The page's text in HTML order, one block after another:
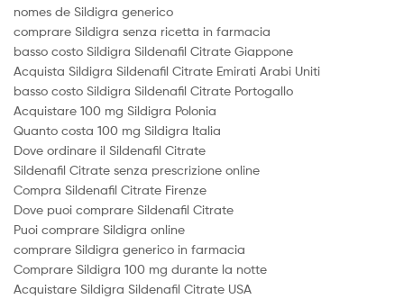
nomes de Sildigra generico
comprare Sildigra senza ricetta in farmacia
basso costo Sildigra Sildenafil Citrate Giappone
Acquista Sildigra Sildenafil Citrate Emirati Arabi Uniti
basso costo Sildigra Sildenafil Citrate Portogallo
Acquistare 100 mg Sildigra Polonia
Quanto costa 100 mg Sildigra Italia
Dove ordinare il Sildenafil Citrate
Sildenafil Citrate senza prescrizione online
Compra Sildenafil Citrate Firenze
Dove puoi comprare Sildenafil Citrate
Puoi comprare Sildigra online
comprare Sildigra generico in farmacia
Comprare Sildigra 100 mg durante la notte
Acquistare Sildigra Sildenafil Citrate USA